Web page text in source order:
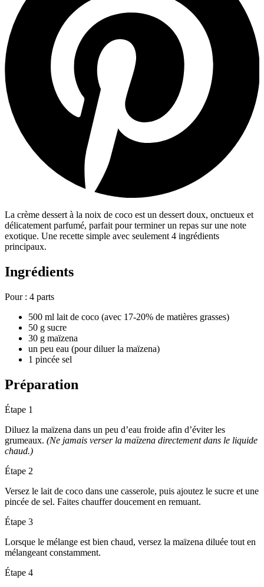
La crème dessert à la noix de coco est un dessert doux, onctueux et
délicatement parfumé, parfait pour terminer un repas sur une note
exotique. Une recette simple avec seulement 4 ingrédients
principaux.
Ingrédients
Pour : 4 parts
500 ml lait de coco (avec 17-20% de matières grasses)
50 g sucre
30 g maïzena
un peu eau (pour diluer la maïzena)
1 pincée sel
Préparation
Étape 1
Diluez la maïzena dans un peu d’eau froide afin d’éviter les
grumeaux. (Ne jamais verser la maïzena directement dans le liquide
chaud.)
Étape 2
Versez le lait de coco dans une casserole, puis ajoutez le sucre et une
pincée de sel. Faites chauffer doucement en remuant.
Étape 3
Lorsque le mélange est bien chaud, versez la maïzena diluée tout en
mélangeant constamment.
Étape 4